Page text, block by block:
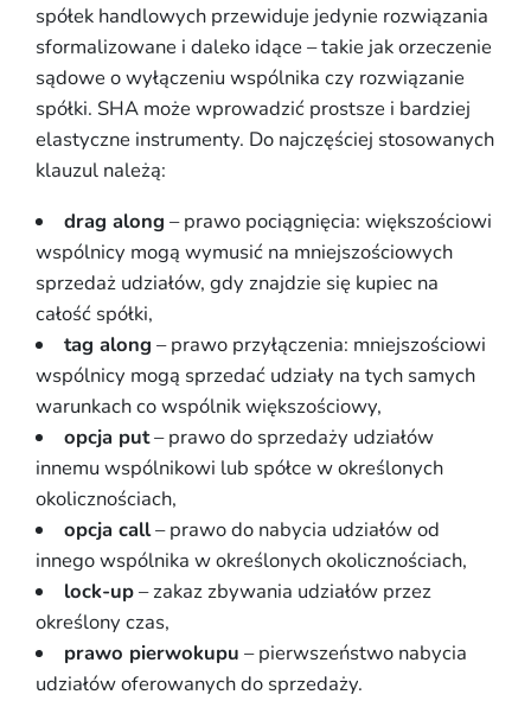
spółek handlowych przewiduje jedynie rozwiązania
sformalizowane i daleko idące – takie jak orzeczenie
sądowe o wyłączeniu wspólnika czy rozwiązanie
spółki. SHA może wprowadzić prostsze i bardziej
elastyczne instrumenty. Do najczęściej stosowanych
klauzul należą:
drag along – prawo pociągnięcia: większościowi
wspólnicy mogą wymusić na mniejszościowych
sprzedaż udziałów, gdy znajdzie się kupiec na
całość spółki,
tag along – prawo przyłączenia: mniejszościowi
wspólnicy mogą sprzedać udziały na tych samych
warunkach co wspólnik większościowy,
opcja put– prawo do sprzedaży udziałów
innemu wspólnikowi lub spółce w określonych
okolicznościach,
opcja call– prawo do nabycia udziałów od
innego wspólnika w określonych okolicznościach,
lock-up– zakaz zbywania udziałów przez
określony czas,
prawo pierwokupu – pierwszeństwo nabycia
udziałów oferowanych do sprzedaży.